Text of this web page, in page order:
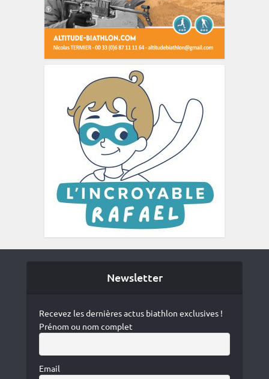
Newsletter
Recevez les dernières actus biathlon exclusives !
Prénom ou nom complet
Email